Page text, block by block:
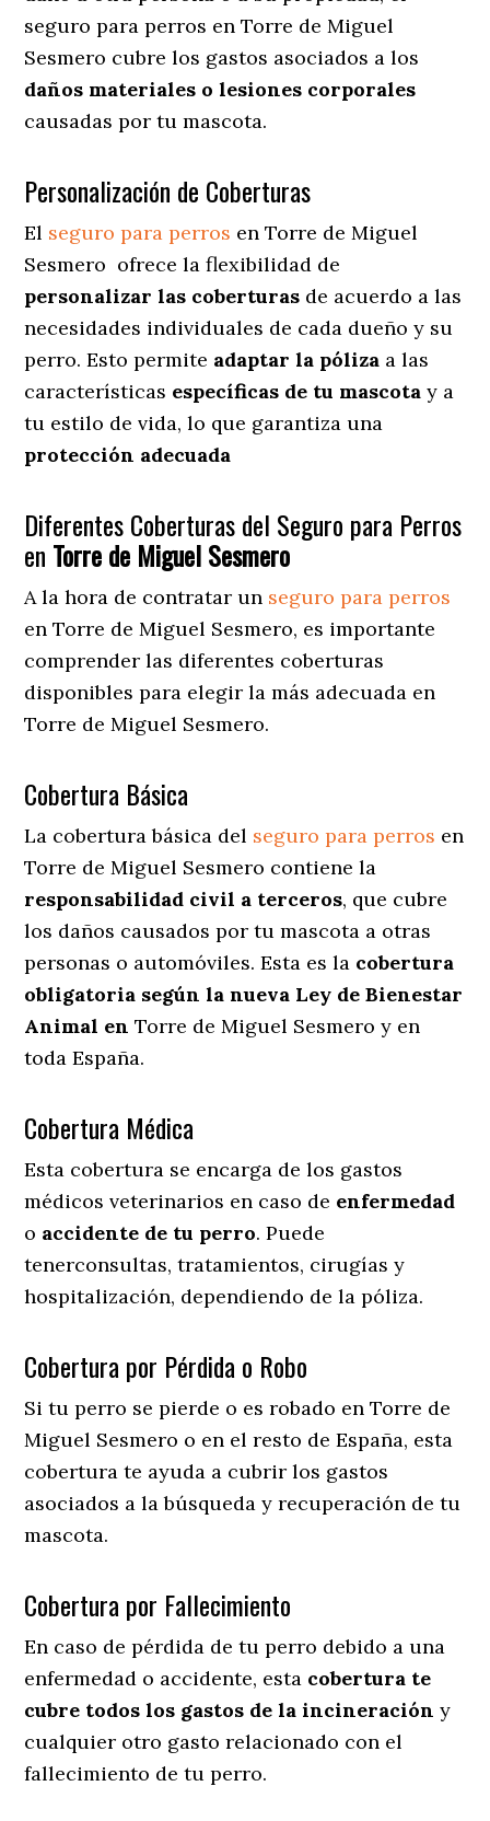
seguro para perros en Torre de Miguel
Sesmero cubre los gastos asociados a los
daños materiales o lesiones corporales
causadas por tu mascota.
Personalización de Coberturas
El seguro para perros en Torre de Miguel
Sesmero ofrece la flexibilidad de
personalizar las coberturas de acuerdo a las
necesidades individuales de cada dueño y su
perro. Esto permite adaptar la póliza a las
características específicas de tu mascota y a
tu estilo de vida, lo que garantiza una
protección adecuada
Diferentes Coberturas del Seguro para Perros
en Torre de Miguel Sesmero
A la hora de contratar un seguro para perros
en Torre de Miguel Sesmero, es importante
comprender las diferentes coberturas
disponibles para elegir la más adecuada en
Torre de Miguel Sesmero.
Cobertura Básica
La cobertura básica del seguro para perros en
Torre de Miguel Sesmero contiene la
responsabilidad civil a terceros, que cubre
los daños causados por tu mascota a otras
personas o automóviles. Esta es la cobertura
obligatoria según la nueva Ley de Bienestar
Animal enTorre de Miguel Sesmero y en
toda España.
Cobertura Médica
Esta cobertura se encarga de los gastos
médicos veterinarios en caso de enfermedad
o accidente de tu perro. Puede
tenerconsultas, tratamientos, cirugías y
hospitalización, dependiendo de la póliza.
Cobertura por Pérdida o Robo
Si tu perro se pierde o es robado en Torre de
Miguel Sesmero o en el resto de España, esta
cobertura te ayuda a cubrir los gastos
asociados a la búsqueda y recuperación de tu
mascota.
Cobertura por Fallecimiento
En caso de pérdida de tu perro debido a una
enfermedad o accidente, esta cobertura te
cubre todos los gastos de la incineración y
cualquier otro gasto relacionado con el
fallecimiento de tu perro.